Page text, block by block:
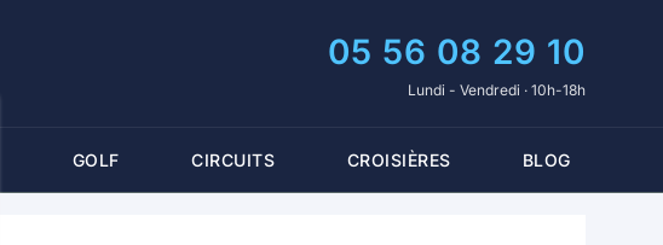
05 56 08 29 10
Lundi - Vendredi · 10h-18h
GOLF CIRCUITS CROISIÈRES BLOG